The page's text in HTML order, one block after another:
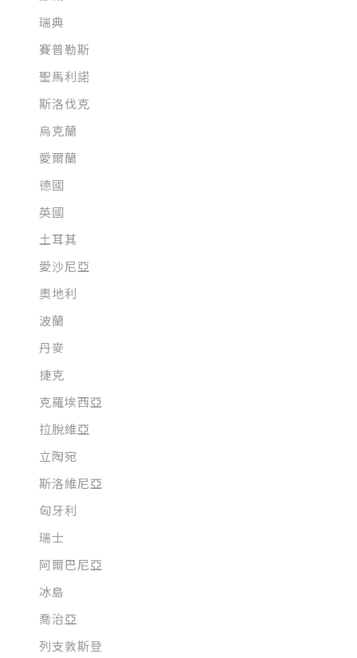
瑞典
賽普勒斯
聖馬利諾
斯洛伐克
烏克蘭
愛爾蘭
德國
英國
土耳其
愛沙尼亞
奧地利
波蘭
丹麥
捷克
克羅埃西亞
拉脫維亞
立陶宛
斯洛維尼亞
匈牙利
瑞士
阿爾巴尼亞
冰島
喬治亞
列支敦斯登